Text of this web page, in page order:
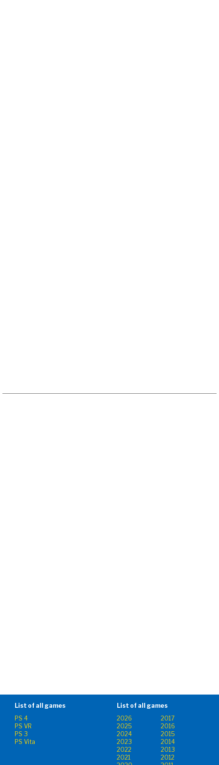
List of all games
PS 4
PS VR
PS 3
PS Vita
List of all games
2026
2017
2025
2016
2024
2015
2023
2014
2022
2013
2021
2012